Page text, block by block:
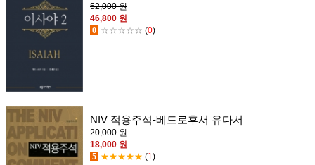
52,000 원
46,800 원
0 ☆☆☆☆☆ (0)
NIV 적용주석-베드로후서 유다서
20,000 원
18,000 원
5 ★★★★★ (1 )